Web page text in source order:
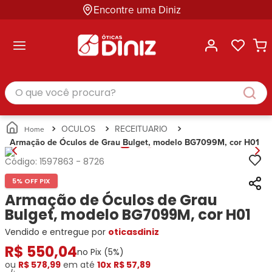
Encontre uma Diniz
Masculino
Feminino
Infantil
Unissex
Busque
Por
Marcas
Ana
Hickmann
Bulget
Miu-
Miu
Guess
Lacoste
Categorias
Masculino
Feminino
Infantil
Unissex
Busque
Por
Marcas
Ray-
Ban
Prada
Ana
Hickmann
Tecnol
Correntes
para
Óculos
Estojos
para
Óculos
Soluções
e
Cuidados
Busque
Ray-
Ban
Armani
Exchange
Tommy
Hilfiger
Ana
Hickmann
Guess
Speedo
Categoria
Armações
de Óculos
Óculos
de Sol
para
Óculos
para
Óculos
Gênero
Masculino
Feminino
O que você procura?
OCULOS
RECEITUARIO
Armação de Óculos de Grau Bulget, modelo BG7099M, cor H01
Código: 1597863 - 8726
5% OFF PIX
Armação de Óculos de Grau
Bulget, modelo BG7099M, cor H01
Vendido e entregue por oticasdiniz
R$ 550,04no Pix (5%)
ou R$ 578,99 em até 10x R$ 57,89